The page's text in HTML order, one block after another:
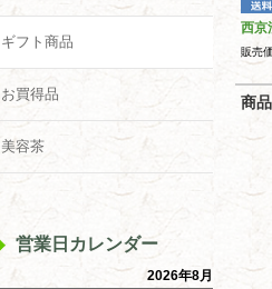
ギフト商品
お買得品
美容茶
営業日カレンダー
2026年8月
西京
販売
商